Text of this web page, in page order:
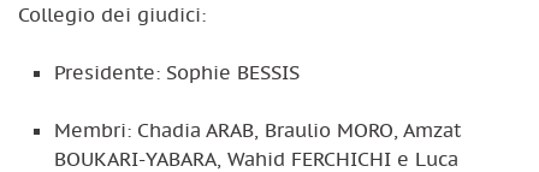
Collegio dei giudici:
Presidente: Sophie BESSIS
Membri: Chadia ARAB, Braulio MORO, Amzat
BOUKARI-YABARA, Wahid FERCHICHI e Luca